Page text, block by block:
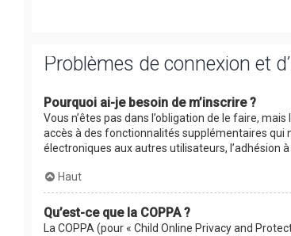
Problèmes de connexion et
Pourquoi ai-je besoin de m’inscrire ?
Vous n’êtes pas dans l’obligation de le faire,
accès à des fonctionnalités supplémentaires qui
électroniques aux autres utilisateurs, l’adhésion
Haut
Qu’est-ce que la COPPA ?
La COPPA (pour « Child Online Privacy and